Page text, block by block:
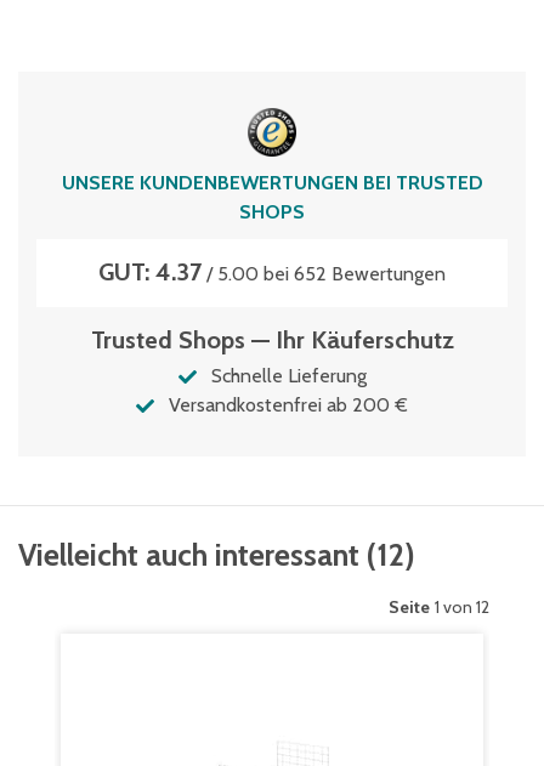
UNSERE KUNDENBEWERTUNGEN BEI TRUSTED
SHOPS
GUT: 4.37 / 5.00 bei 652 Bewertungen
Trusted Shops — Ihr Käuferschutz
Schnelle Lieferung
Versandkostenfrei ab 200 €
Vielleicht auch interessant (12)
Seite 1 von 12